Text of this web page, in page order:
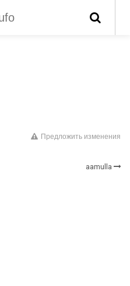
Предложить изменения
aamulla